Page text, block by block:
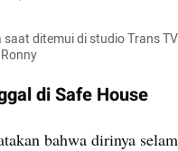
saat ditemui di studio Trans
di Safe House
bahwa dirinya